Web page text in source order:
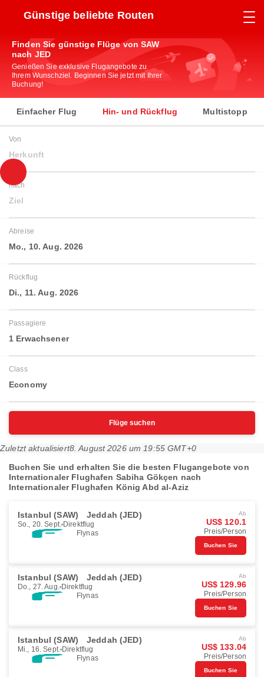
Günstige beliebte Routen
Finden Sie günstige Flüge von SAW
nach JED
Genießen Sie exklusive Flugangebote zu
Ihrem Wunschziel. Beginnen Sie jetzt mit Ihrer
Buchung!
Einfacher Flug Hin- und Rückflug Multistopp
Von
Herkunft
nach
Ziel
Abreise
Mo., 10. Aug. 2026
Rückflug
Di., 11. Aug. 2026
Passagiere
1 Erwachsener
Class
Economy
Flüge suchen
Zuletzt aktualisiert8. August 2026 um 19:55 GMT+0
Buchen Sie und erhalten Sie die besten Flugangebote von
Internationaler Flughafen Sabiha Gökçen nach
Internationaler Flughafen König Abd al-Aziz
Istanbul (SAW) Jeddah (JED)
So., 20. Sept. Direktflug
Flynas
Ab
US$ 120.1
Preis/Person
Buchen Sie
Istanbul (SAW) Jeddah (JED)
Do., 27. Aug. Direktflug
Flynas
Ab
US$ 129.96
Preis/Person
Buchen Sie
Istanbul (SAW) Jeddah (JED)
Mi., 16. Sept. Direktflug
Flynas
Ab
US$ 133.04
Preis/Person
Buchen Sie